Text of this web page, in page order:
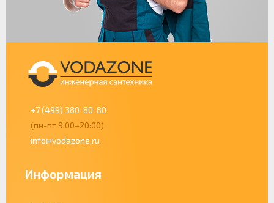
+7 (499) 380-80-80
(пн-пт 9:00–20:00)
info@vodazone.ru
Информация